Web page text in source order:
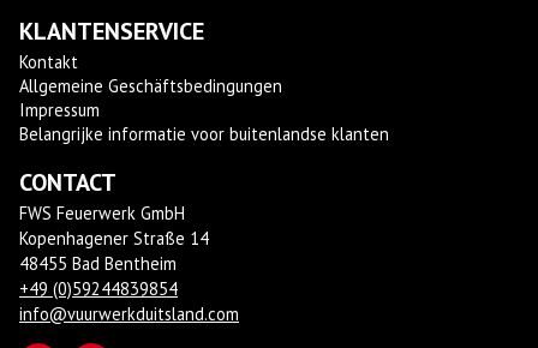
KLANTENSERVICE
Kontakt
Allgemeine Geschäftsbedingungen
Impressum
Belangrijke informatie voor buitenlandse klanten
CONTACT
FWS Feuerwerk GmbH
Kopenhagener Straße 14
48455 Bad Bentheim
+49 (0)59244839854
info@vuurwerkduitsland.com